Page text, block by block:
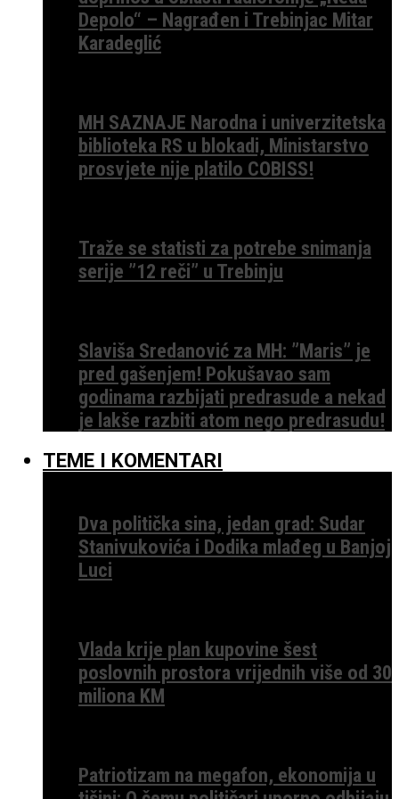
Depolo“ – Nagrađen i Trebinjac Mitar
Karadeglić
MH SAZNAJE Narodna i univerzitetska
biblioteka RS u blokadi, Ministarstvo
prosvjete nije platilo COBISS!
Traže se statisti za potrebe snimanja
serije ”12 reči” u Trebinju
Slaviša Sredanović za MH: ”Maris” je
pred gašenjem! Pokušavao sam
godinama razbijati predrasude a nekad
je lakše razbiti atom nego predrasudu!
TEME I KOMENTARI
Dva politička sina, jedan grad: Sudar
Stanivukovića i Dodika mlađeg u Banjoj
Luci
Vlada krije plan kupovine šest
poslovnih prostora vrijednih više od 30
miliona KM
Patriotizam na megafon, ekonomija u